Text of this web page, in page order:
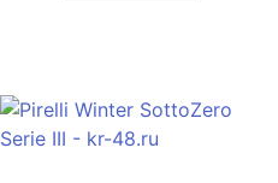
V-
525
215/65/R16C